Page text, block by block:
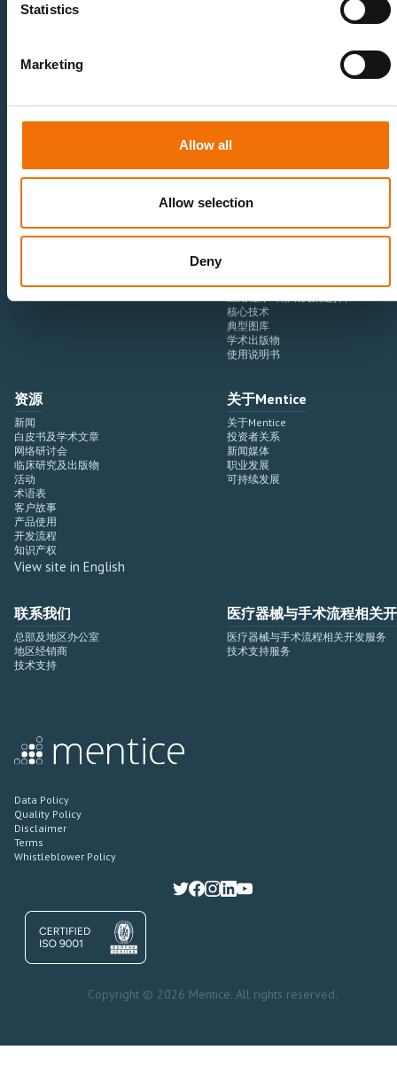
Statistics
Marketing
Allow all
Allow selection
Deny
心血管领域
手术室集成
血管造影设备
虚拟现实模拟平台
培训模块与软件
血管造影设备集成
右心导管术应用程序
扩展与附加组件
应用程序（辅助支架选择）
核心技术
典型图库
学术出版物
使用说明书
资源
新闻
白皮书及学术文章
网络研讨会
临床研究及出版物
活动
术语表
客户故事
产品使用
开发流程
知识产权
View site in English
关于Mentice
关于Mentice
投资者关系
新闻媒体
职业发展
可持续发展
联系我们
总部及地区办公室
地区经销商
技术支持
医疗器械与手术流程相关
医疗器械与手术流程相关开发服务
技术支持服务
Data Policy
Quality Policy
Disclaimer
Terms
Whistleblower Policy
Copyright © 2026 Mentice. All rights reserved.